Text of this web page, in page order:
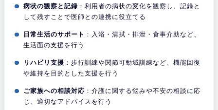
病状の観察と記録 ：利用者の病状の変化を観察し、記録と
して残すことで医師との連携に役立てる
日常生活のサポート ：入浴・清拭・排泄・食事介助など、
生活面の支援を行う
リハビリ支援 ：歩行訓練や関節可動域訓練など、機能回復
や維持を目的とした支援を行う
ご家族への相談対応 ：介護に関する悩みや不安の相談に応
じ、適切なアドバイスを行う